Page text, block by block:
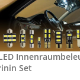
Set